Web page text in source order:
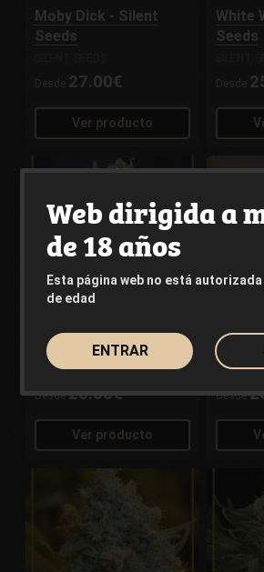
Moby Dick - Silent
Seeds
Desde 27.00€
Ver producto
White
Seeds
Desde
Amnesia Lemon
SILENT SEEDS
Desde26.00€
Ver producto
SILENT
Desde
Web dirigida a
de 18 años
Esta página web no está
de edad
ENTRAR